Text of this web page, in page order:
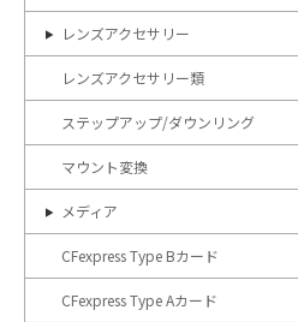
レンズアクセサリー
レンズアクセサリー類
ステップアップ/ダウンリング
マウント変換
メディア
CFexpress Type Bカード
CFexpress Type Aカード